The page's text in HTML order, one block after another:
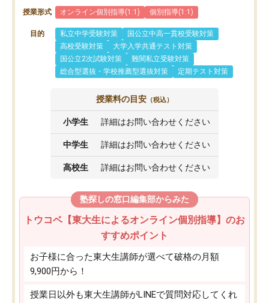
授業形式 オンライン個別指導(1:1) 個別指導(1:1)
目的 私立中学受験対策
国公立中高一貫校受験対策
高校受験対策
大学入学共通テスト対策
国公立2次試験対策
難関私立受験対策
総合型選抜・学校推薦型選抜対策
定期テスト対策
授業料の目安 （税込）
小学生 詳細はお問い合わせください
中学生 詳細はお問い合わせください
高校生 詳細はお問い合わせください
塾探しの窓口編集部からみた
トウコベ【東大生によるオンライン個別指導】のお
すすめポイント
お子様に合った東大生講師が選べて破格の月額
9,900円から！
授業日以外も東大生講師がLINEで質問対応してくれ